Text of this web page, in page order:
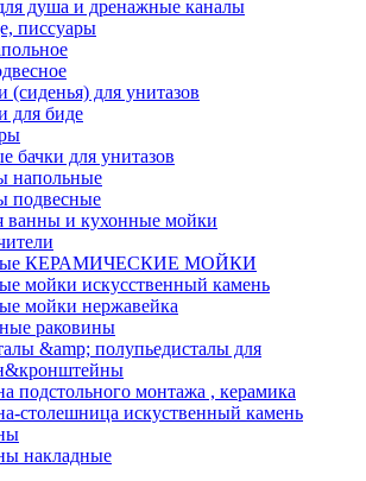
душа и дренажные каналы
писсуары
для унитазов
для биде
бачки для унитазов
напольные
подвесные
ванны и кухонные мойки
КЕРАМИЧЕСКИЕ МОЙКИ
мойки искусственный камень
мойки нержавейка
раковины
&amp; полупьедисталы для
подстольного монтажа , керамика
столешница искуственный камень
накладные